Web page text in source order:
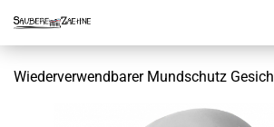
Wiederverwendbarer Mundschutz